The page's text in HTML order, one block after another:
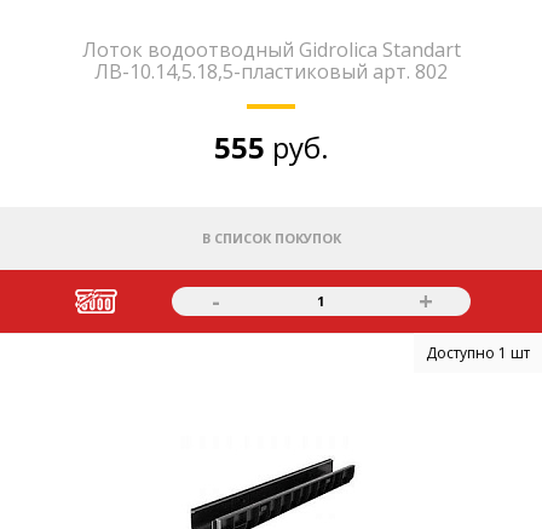
Лоток водоотводный Gidrolica Standart
ЛВ-10.14,5.18,5-пластиковый арт. 802
555 руб.
В СПИСОК ПОКУПОК
- 1 +
Доступно 1 шт